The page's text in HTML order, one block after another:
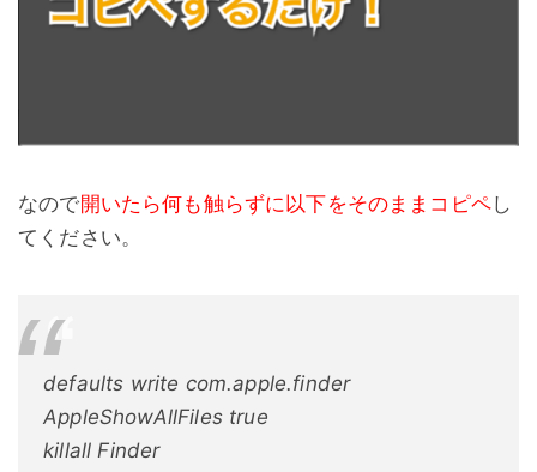
なので開いたら何も触らずに以下をそのままコピペし
てください。
defaults write com.apple.finder
AppleShowAllFiles true
killall Finder